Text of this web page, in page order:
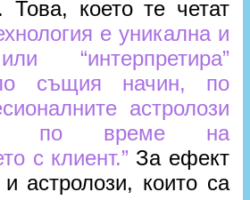
което те четат
е уникална и
“интерпретира”
същия начин, по
астролози
по време на
с клиент.” За ефект
астролози, които са